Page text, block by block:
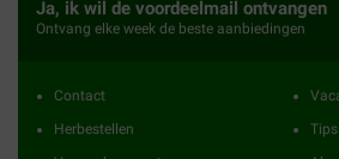
Ja, ik wil de voordeelmail ontvangen
Ontvang elke week de beste aanbiedingen
Contact
Herbestellen